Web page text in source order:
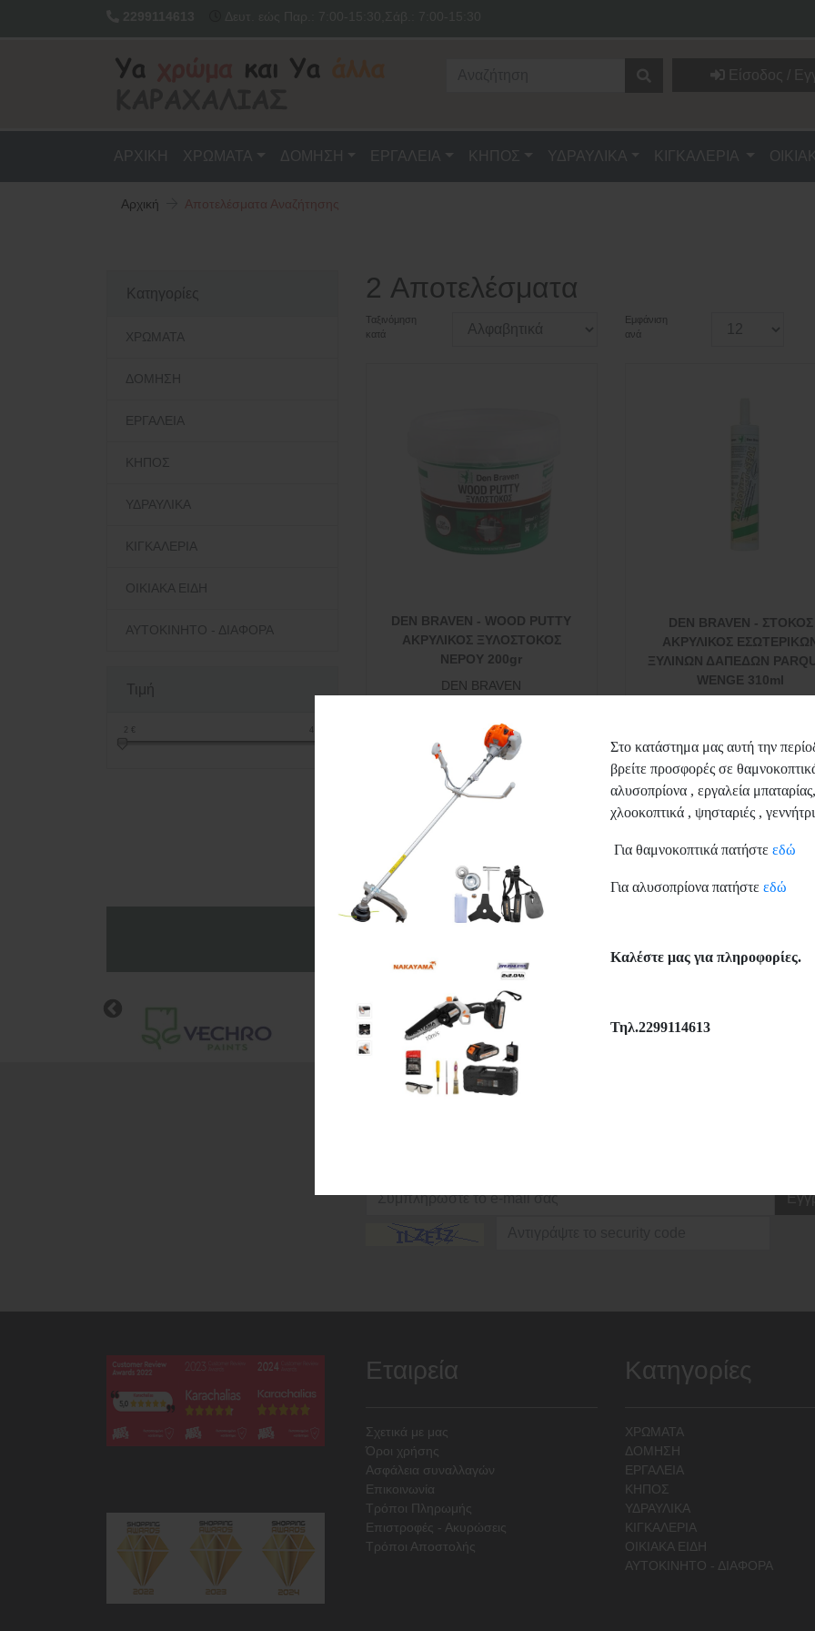
ΑΡΧΙΚΗ ΧΡΩΜΑΤΑ ΔΟΜΗΣΗ ΕΡΓΑΛΕΙΑ ΚΗΠΟΣ ΥΔΡΑΥΛΙΚΑ ΚΙΓΚΑΛΕΡΙΑ
Αρχική Αποτελέσματα Αναζήτησης
Κατηγορίες
ΧΡΩΜΑΤΑ
ΔΟΜΗΣΗ
ΕΡΓΑΛΕΙΑ
ΚΗΠΟΣ
ΥΔΡΑΥΛΙΚΑ
ΚΙΓΚΑΛΕΡΙΑ
ΟΙΚΙΑΚΑ ΕΙΔΗ
ΑΥΤΟΚΙΝΗΤΟ - ΔΙΑΦΟΡΑ
Τιμή
2
2 Αποτελέσματα
Ταξινόμηση
κατά
Εμφάνιση
ανά
DEN BRAVEN - WOOD PUTTY
ΑΚΡΥΛΙΚΟΣ ΞΥΛΟΣΤΟΚΟΣ
ΝΕΡΟΥ 200gr
DEN BRAVEN
Περισσότερα
Wishlist
DEN BRAVEN - ΣΤΟΚΟΣ
ΑΚΡΥΛΙΚΟΣ
ΞΥΛΙΝΩΝ ΔΑΠΕΔΩΝ
WENGE 310ml
2,60€
Περισσότερα
Συνεργαζόμενες Εταιρείες
Εταιρεία
Σχετικά με μας
Όροι χρήσης
Ασφάλεια συναλλαγών
Επικοινωνία
Τρόποι Πληρωμής
Επιστροφές - Ακυρώσεις
Τρόποι Αποστολής
Κατηγορίες
ΧΡΩΜΑΤΑ
ΔΟΜΗΣΗ
ΕΡΓΑΛΕΙΑ
ΚΗΠΟΣ
ΥΔΡΑΥΛΙΚΑ
ΚΙΓΚΑΛΕΡΙΑ
ΟΙΚΙΑΚΑ ΕΙΔΗ
ΑΥΤΟΚΙΝΗΤΟ - ΔΙΑΦΟΡΑ
Στο κατάστημα μας αυτή την
βρείτε προσφορές σε
αλυσοπρίονα , εργαλεία μπαταρίας,
χλοοκοπτικά , ψησταριές ,
Για θαμνοκοπτικά πατήστεεδώ
Για αλυσοπρίονα πατήστε εδώ
Καλέστε μας για πληροφορίες.
Τηλ.2299114613